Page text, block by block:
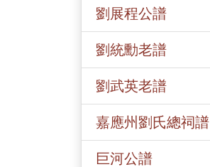
劉展程公譜
劉統勳老譜
劉武英老譜
嘉應州劉氏總祠譜
巨河公譜